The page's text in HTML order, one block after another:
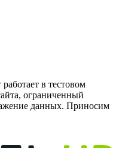
в тестовом
ограниченный
данных. Приносим